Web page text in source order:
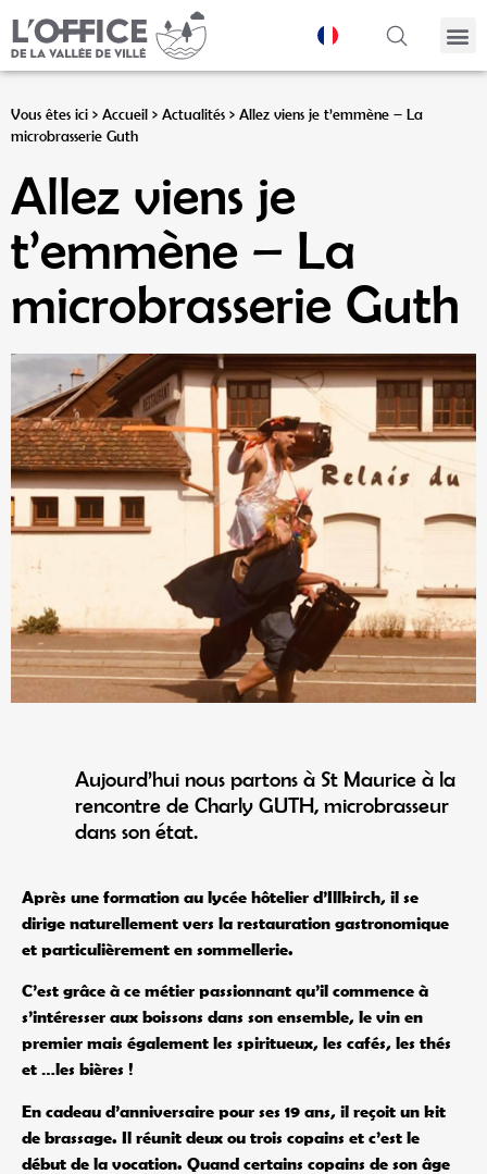
Vous êtes ici > Accueil > Actualités > Allez viens je t’emmène – La
microbrasserie Guth
Allez viens je
t’emmène – La
microbrasserie Guth
Aujourd’hui nous partons à St Maurice à la
rencontre de Charly GUTH, microbrasseur
dans son état.
Après une formation au lycée hôtelier d’Illkirch, il se
dirige naturellement vers la restauration gastronomique
et particulièrement en sommellerie.
C’est grâce à ce métier passionnant qu’il commence à
s’intéresser aux boissons dans son ensemble, le vin en
premier mais également les spiritueux, les cafés, les thés
et …les bières !
En cadeau d’anniversaire pour ses 19 ans, il reçoit un kit
de brassage. Il réunit deux ou trois copains et c’est le
début de la vocation. Quand certains copains de son âge
Panneau de gestion des cookies